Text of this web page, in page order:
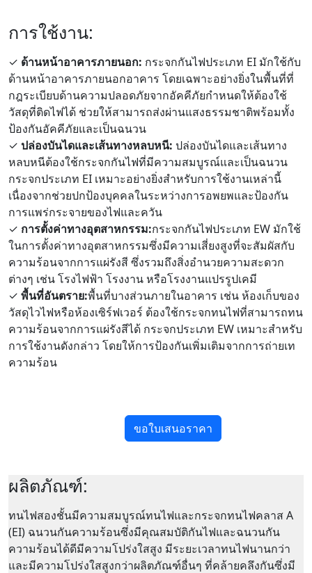
การใช้งาน:
✓ ด้านหน้าอาคารภายนอก: กระจกกันไฟประเภท EI มักใช้กับ
ด้านหน้าอาคารภายนอกอาคาร โดยเฉพาะอย่างยิ่งในพื้นที่ที่
กฎระเบียบด้านความปลอดภัยจากอัคคีภัยกำหนดให้ต้องใช้
วัสดุที่ติดไฟได้ ช่วยให้สามารถส่งผ่านแสงธรรมชาติพร้อมทั้ง
ป้องกันอัคคีภัยและเป็นฉนวน
✓ ปล่องบันไดและเส้นทางหลบหนี: ปล่องบันไดและเส้นทาง
หลบหนีต้องใช้กระจกกันไฟที่มีความสมบูรณ์และเป็นฉนวน
กระจกประเภท EI เหมาะอย่างยิ่งสำหรับการใช้งานเหล่านี้
เนื่องจากช่วยปกป้องบุคคลในระหว่างการอพยพและป้องกัน
การแพร่กระจายของไฟและควัน
✓ การตั้งค่าทางอุตสาหกรรม:กระจกกันไฟประเภท EW มักใช้
ในการตั้งค่าทางอุตสาหกรรมซึ่งมีความเสี่ยงสูงที่จะสัมผัสกับ
ความร้อนจากการแผ่รังสี ซึ่งรวมถึงสิ่งอำนวยความสะดวก
ต่างๆ เช่น โรงไฟฟ้า โรงงาน หรือโรงงานแปรรูปเคมี
✓ พื้นที่อันตราย:พื้นที่บางส่วนภายในอาคาร เช่น ห้องเก็บของ
วัสดุไวไฟหรือห้องเซิร์ฟเวอร์ ต้องใช้กระจกทนไฟที่สามารถทน
ความร้อนจากการแผ่รังสีได้ กระจกประเภท EW เหมาะสำหรับ
การใช้งานดังกล่าว โดยให้การป้องกันเพิ่มเติมจากการถ่ายเท
ความร้อน
ขอใบเสนอราคา
ผลิตภัณฑ์:
ทนไฟสองชั้นมีความสมบูรณ์ทนไฟและกระจกทนไฟคลาส A
(EI) ฉนวนกันความร้อนซึ่งมีคุณสมบัติกันไฟและฉนวนกัน
ความร้อนได้ดีมีความโปร่งใสสูง มีระยะเวลาทนไฟนานกว่า
และมีความโปร่งใสสูงกว่าผลิตภัณฑ์อื่นๆ ที่คล้ายคลึงกันซึ่งมี